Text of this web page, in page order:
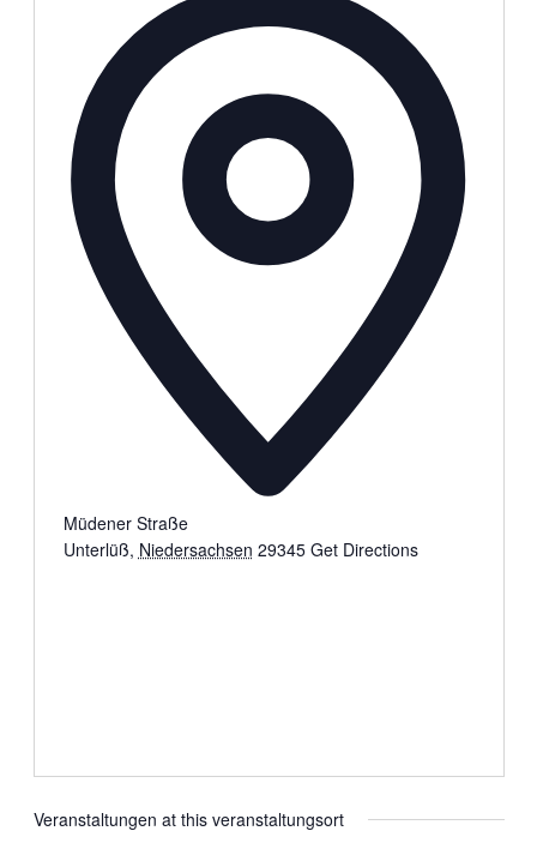
Müdener Straße
Unterlüß, Niedersachsen 29345 Get Directions
Veranstaltungen at this veranstaltungsort